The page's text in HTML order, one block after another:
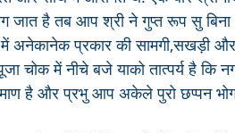
जात है तब आप श्री ने गुप्त रूप सु
में अनेकानेक प्रकार की सामगी,सखड़ी
चोक में नीचे बजे याको तात्पर्य है कि
है और प्रभु आप अकेले पुरो छप्पन